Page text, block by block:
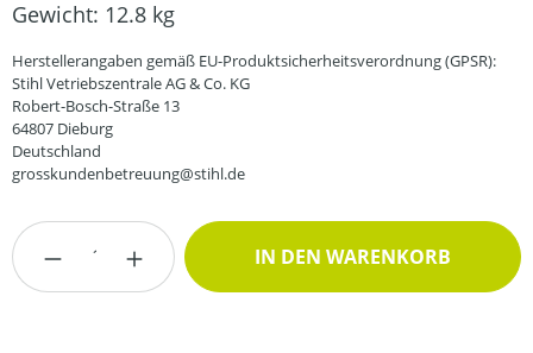
Gewicht: 12.8 kg
Herstellerangaben gemäß EU-Produktsicherheitsverordnung (GPSR):
Stihl Vetriebszentrale AG & Co. KG
Robert-Bosch-Straße 13
64807 Dieburg
Deutschland
grosskundenbetreuung@stihl.de
Produkt Anzahl: Gib den gewünschten
IN DEN WARENKORB